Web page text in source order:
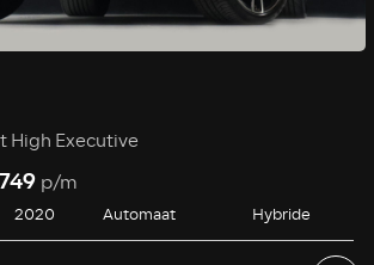
High Executive
p/m
2020 Automaat Hybride